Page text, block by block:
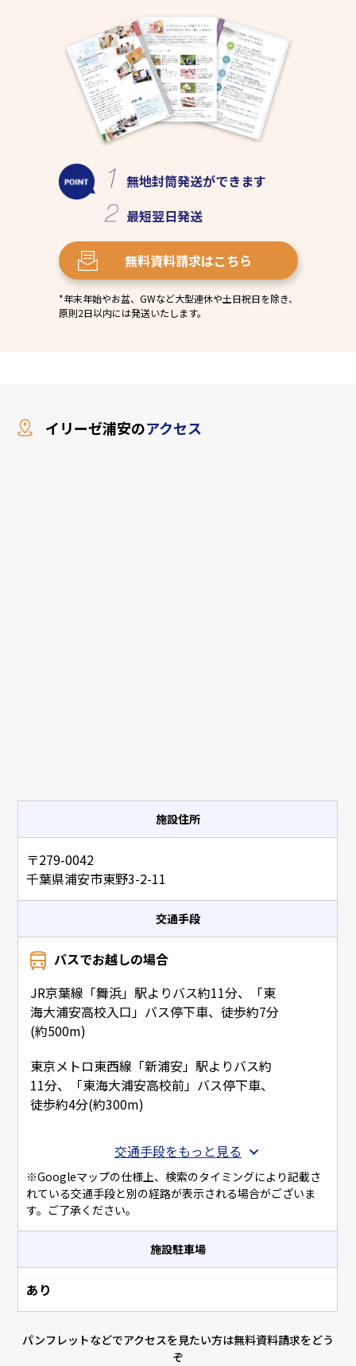
無地封筒発送ができます
最短翌日発送
無料資料請求はこちら
*年末年始やお盆、GWなど大型連休や土日祝日を除き、
原則2日以内には発送いたします。
イリーゼ浦安のアクセス
施設住所
〒279-0042
千葉県浦安市東野3-2-11
交通手段
バスでお越しの場合
JR京葉線「舞浜」駅よりバス約11分、「東
海大浦安高校入口」バス停下車、徒歩約7分
(約500m)
東京メトロ東西線「新浦安」駅よりバス約
11分、「東海大浦安高校前」バス停下車、
徒歩約4分(約300m)
交通手段をもっと見る
※Googleマップの仕様上、検索のタイミングにより記載さ
れている交通手段と別の経路が表示される場合がございま
す。ご了承ください。
施設駐車場
あり
パンフレットなどでアクセスを見たい方は無料資料請求をどう
ぞ